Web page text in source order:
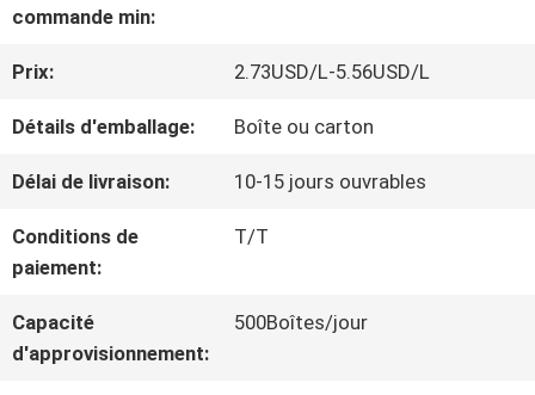
CONTRÔLE
DE
LA
QUALITÉ
commande min:
Prix: 2.73USD/L-5.56USD/L
Détails d'emballage: Boîte ou carton
Délai de livraison: 10-15 jours ouvrables
Conditions de
paiement:
T/T
Capacité
d'approvisionnement:
500Boîtes/jour